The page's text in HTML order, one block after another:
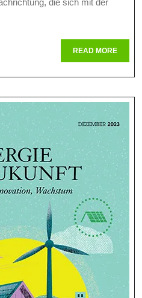
die sich mit der
READ MOREREAD
MORE